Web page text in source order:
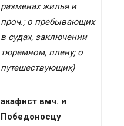
разменах жилья и
проч.; о пребывающих
в судах, заключении
тюремном, плену;о
путешествующих)
акафист вмч. и
Победоносцу